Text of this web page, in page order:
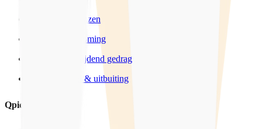
Wensen & Grenzen
Sexting & Grooming
Grensoverschrijdend gedrag
Mensenhandel & uitbuiting
Qpido